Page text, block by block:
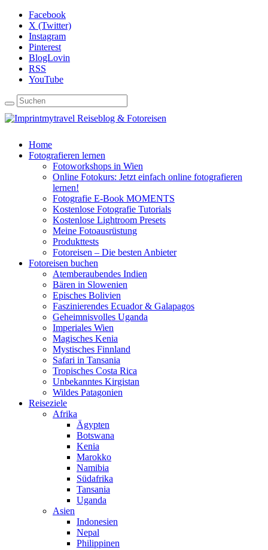
Facebook
X (Twitter)
Instagram
Pinterest
BlogLovin
RSS
YouTube
Home
Fotografieren lernen
Fotoworkshops in Wien
Online Fotokurs: Jetzt einfach online fotografieren
lernen!
Fotografie E-Book MOMENTS
Kostenlose Fotografie Tutorials
Kostenlose Lightroom Presets
Meine Fotoausrüstung
Produkttests
Fotoreisen – Die besten Anbieter
Fotoreisen buchen
Atemberaubendes Indien
Bären in Slowenien
Episches Bolivien
Faszinierendes Ecuador & Galapagos
Geheimnisvolles Uganda
Imperiales Wien
Magisches Kenia
Mystisches Finnland
Safari in Tansania
Tropisches Costa Rica
Unbekanntes Kirgistan
Wildes Patagonien
Reiseziele
Afrika
Ägypten
Botswana
Kenia
Marokko
Namibia
Südafrika
Tansania
Uganda
Asien
Indonesien
Nepal
Philippinen